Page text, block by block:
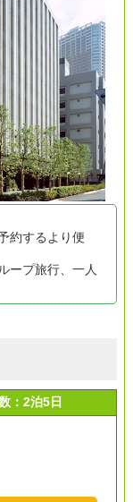
約するより便
ープ旅行、一人
：2泊5日